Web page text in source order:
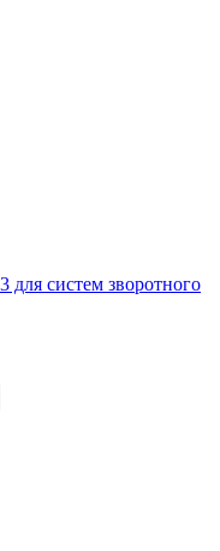
для систем зворотного